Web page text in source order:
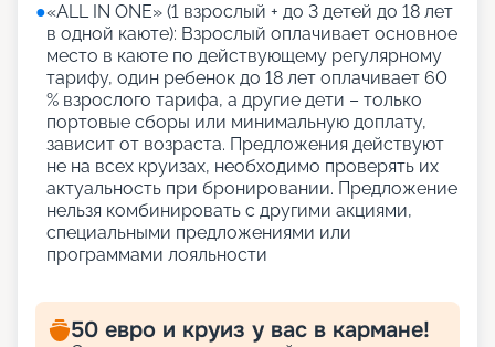
●«АLL IN ONE» (1 взрослый + до 3 детей до 18 лет
в одной каюте): Взрослый оплачивает основное
место в каюте по действующему регулярному
тарифу, один ребенок до 18 лет оплачивает 60
% взрослого тарифа, а другие дети – только
портовые сборы или минимальную доплату,
зависит от возраста. Предложения действуют
не на всех круизах, необходимо проверять их
актуальность при бронировании. Предложение
нельзя комбинировать с другими акциями,
специальными предложениями или
программами лояльности
50 евро и круиз у вас в кармане!